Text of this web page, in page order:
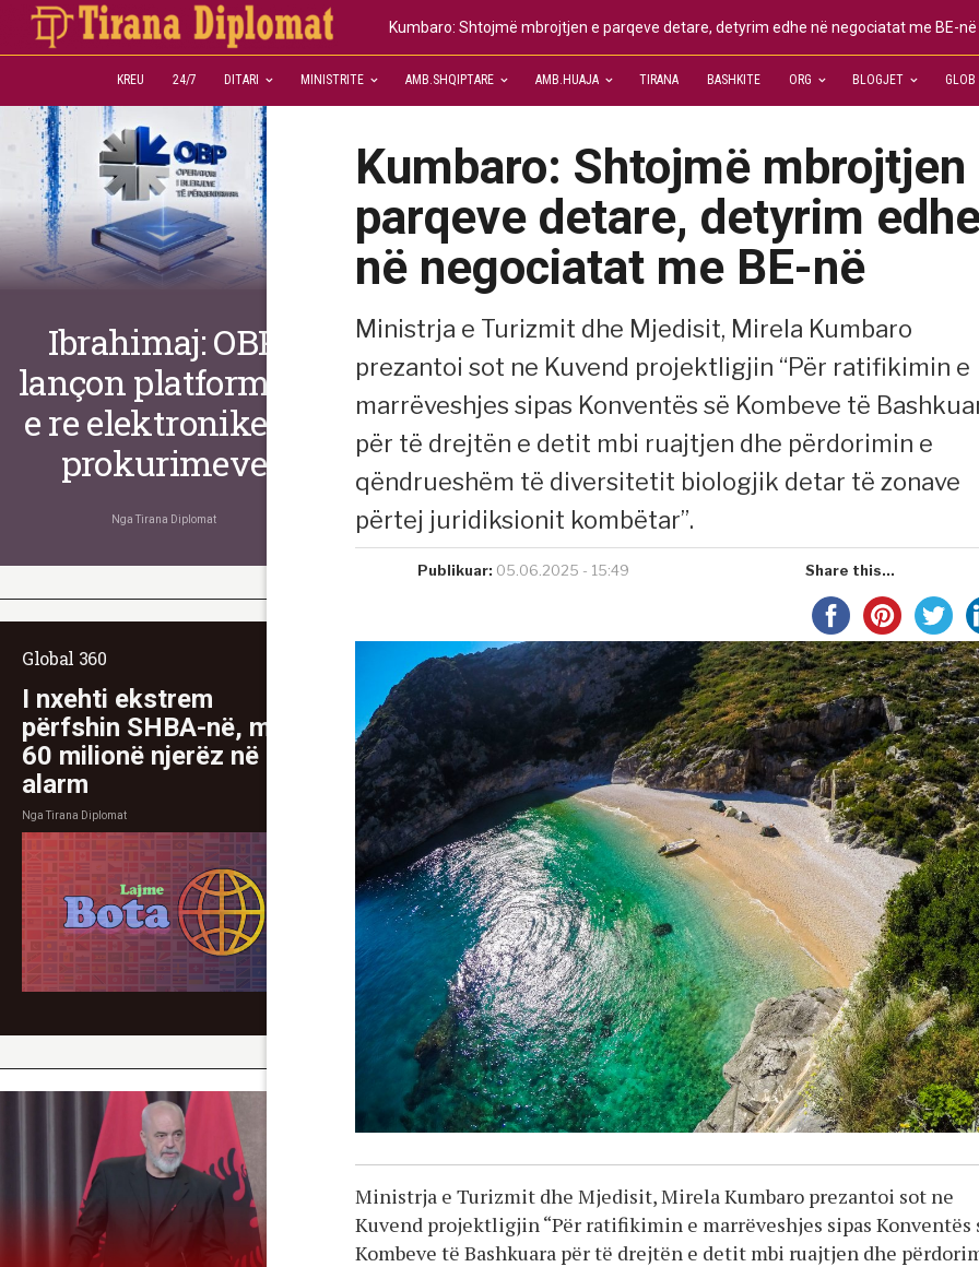
Kumbaro: Shtojmë mbrojtjen e parqeve detare, detyrim edhe në negociatat me BE-në
KREU 24/7 DITARI MINISTRITE AMB.SHQIPTARE AMB.HUAJA TIRANA BASHKITE ORG BLOGJET GLOB
Kumbaro: Shtojmë mbrojtjen
parqeve detare, detyrim
në negociatat me BE-në
Ministrja e Turizmit dhe Mjedisit, Mirela Kumbaro
prezantoi sot ne Kuvend projektligjin “Për ratifikimin e
marrëveshjes sipas Konventës së Kombeve të
për të drejtën e detit mbi ruajtjen dhe përdorimin e
qëndrueshëm të diversitetit biologjik detar të zonave
përtej juridiksionit kombëtar”.
Publikuar: 05.06.2025 - 15:49 Share this...
Ministrja e Turizmit dhe Mjedisit, Mirela Kumbaro prezantoi sot ne
Kuvend projektligjin “Për ratifikimin e marrëveshjes sipas Konventës
Kombeve të Bashkuara për të drejtën e detit mbi ruajtjen dhe
Ibrahimaj: OBP
lançon platformën
e re elektronike të
prokurimeve
Nga Tirana Diplomat
Global 360
I nxehti ekstrem
përfshin SHBA-në, mbi
60 milionë njerëz në
alarm
NgaTirana Diplomat